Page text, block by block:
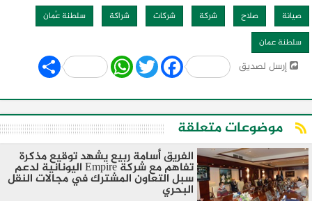
صيانة
صلاح شركة شركات شراكة
سلطنة عُمان
سلطنة عمان
إرسل لصديق Share WhatsApp
Twitter Facebook
موضوعات متعلقة
الفريق أسامة ربيع يشهد توقيع مذكرة
تفاهم مع شركة Empire اليونانية لدعم
سبل التعاون المشترك في مجالات النقل
البحري